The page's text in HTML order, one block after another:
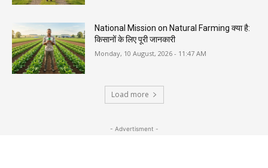
National Mission on Natural Farming क्या है:
किसानों के लिए पूरी जानकारी
Monday, 10 August, 2026 - 11:47 AM
Load more
- Advertisment -